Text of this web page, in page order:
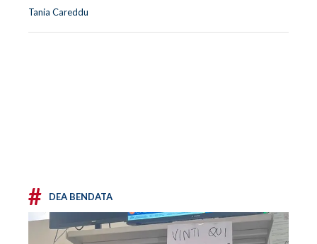
Tania Careddu
# DEA BENDATA